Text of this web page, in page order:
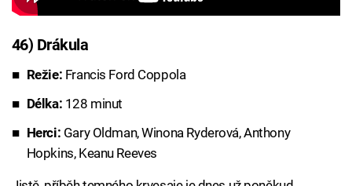
46) Drákula
Režie: Francis Ford Coppola
Délka: 128 minut
Herci: Gary Oldman, Winona Ryderová, Anthony
Hopkins, Keanu Reeves